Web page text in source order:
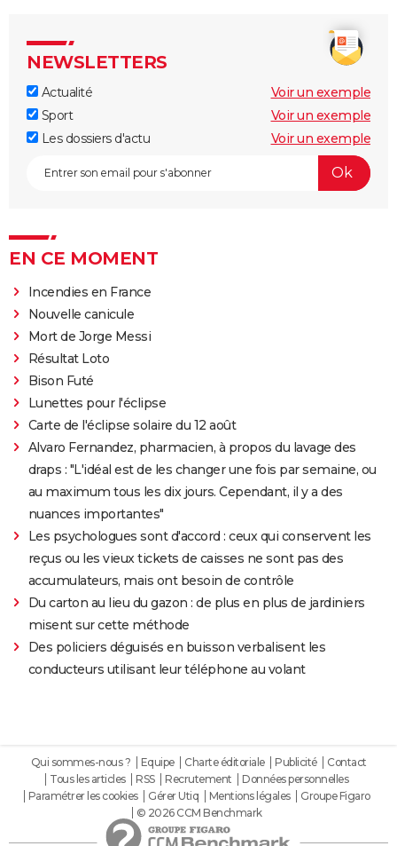
NEWSLETTERS
Actualité
Voir un exemple
Sport
Voir un exemple
Les dossiers d'actu
Voir un exemple
EN CE MOMENT
Incendies en France
Nouvelle canicule
Mort de Jorge Messi
Résultat Loto
Bison Futé
Lunettes pour l'éclipse
Carte de l'éclipse solaire du 12 août
Alvaro Fernandez, pharmacien, à propos du lavage des
draps : "L'idéal est de les changer une fois par semaine, ou
au maximum tous les dix jours. Cependant, il y a des
nuances importantes"
Les psychologues sont d'accord : ceux qui conservent les
reçus ou les vieux tickets de caisses ne sont pas des
accumulateurs, mais ont besoin de contrôle
Du carton au lieu du gazon : de plus en plus de jardiniers
misent sur cette méthode
Des policiers déguisés en buisson verbalisent les
conducteurs utilisant leur téléphone au volant
Qui sommes-nous ? Equipe Charte éditoriale Publicité
Contact
Tous les articles
RSS Recrutement
Données personnelles
Paramétrer les cookies
Gérer Utiq Mentions légales
Groupe Figaro
© 2026 CCM Benchmark